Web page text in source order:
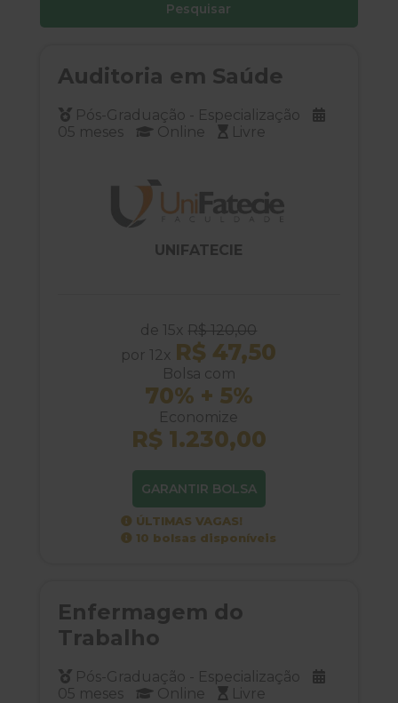
Pesquisar
Auditoria em Saúde
Pós-Graduação - Especialização
05 meses
Online Livre
UNIFATECIE
de 15x R$ 120,00
por 12x R$ 47,50
Bolsa com
70% + 5%
Economize
R$ 1.230,00
GARANTIR BOLSA
ÚLTIMAS VAGAS!
10 bolsas disponíveis
Enfermagem do
Trabalho
Pós-Graduação - Especialização
05 meses
Online Livre